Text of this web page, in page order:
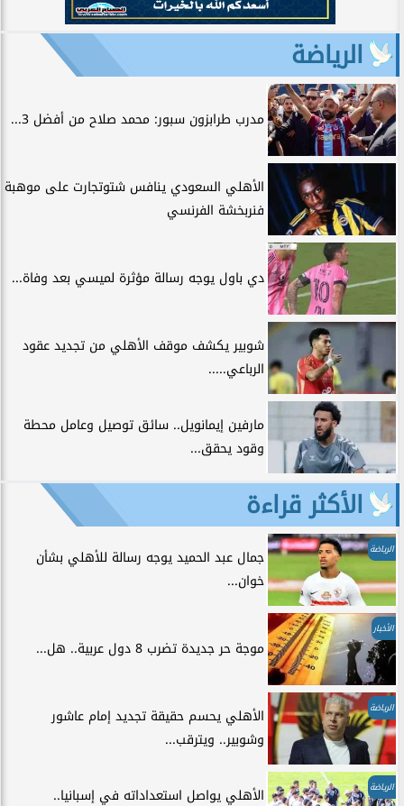
الرياضة
مدرب طرابزون سبور: محمد صلاح من أفضل 3...
الأهلي السعودي ينافس شتوتجارت على موهبة
فنربخشة الفرنسي
دي باول يوجه رسالة مؤثرة لميسي بعد وفاة...
شوبير يكشف موقف الأهلي من تجديد عقود
الرباعي.....
مارفين إيمانويل.. سائق توصيل وعامل محطة
وقود يحقق...
الأكثر قراءة
الرياضة
جمال عبد الحميد يوجه رسالة للأهلي بشأن
خوان...
الأخبار
موجة حر جديدة تضرب 8 دول عربية.. هل...
الرياضة
الأهلي يحسم حقيقة تجديد إمام عاشور
وشوبير.. ويترقب...
الرياضة
الأهلي يواصل استعداداته في إسبانيا..